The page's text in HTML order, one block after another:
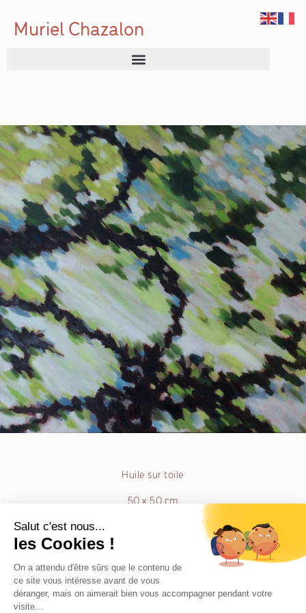
Muriel Chazalon
Huile sur toile
50 x 50 cm
Muriel Chazalon